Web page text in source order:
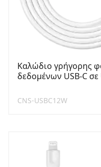
Καλώδιο γρήγορης
δεδομένων USB-C σε
CNS-USBC12W